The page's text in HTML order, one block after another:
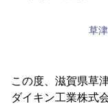
草
この度、滋賀県草
ダイキン工業株式